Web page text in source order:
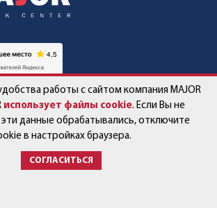
Контакты
Работа в компании
Новости
работы с сайтом компания MAJOR
использует файлы cookie. Если Вы не
данные обрабатывались, отключите
в настройках браузера.
СОГЛАСИТЬСЯ